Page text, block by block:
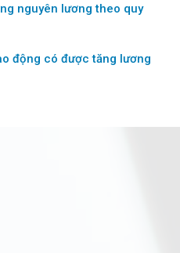
nguyên lương theo quy
động có được tăng lương